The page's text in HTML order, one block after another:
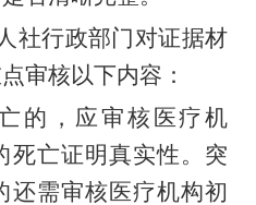
社行政部门对证据材
审核以下内容：
的，应审核医疗机
死亡证明真实性。突
还需审核医疗机构初